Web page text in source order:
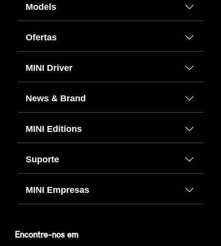
Models
Ofertas
MINI Driver
News & Brand
MINI Editions
Suporte
MINI Empresas
Encontre-nos em